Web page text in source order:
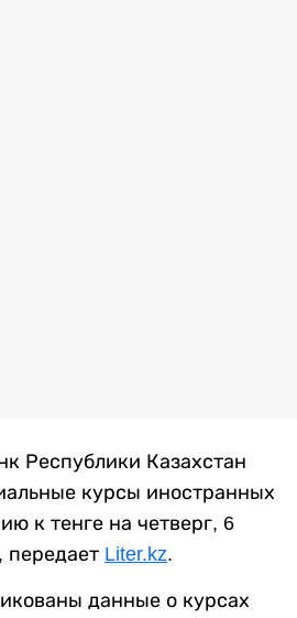
Республики Казахстан
курсы иностранных
к тенге на четверг, 6
передает Liter.kz.
данные о курсах